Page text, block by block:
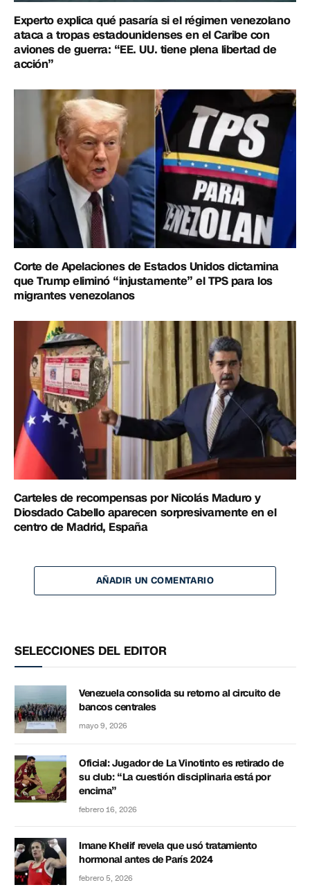
Experto explica qué pasaría si el régimen venezolano
ataca a tropas estadounidenses en el Caribe con
aviones de guerra: “EE. UU. tiene plena libertad de
acción”
Corte de Apelaciones de Estados Unidos dictamina
que Trump eliminó “injustamente” el TPS para los
migrantes venezolanos
Carteles de recompensas por Nicolás Maduro y
Diosdado Cabello aparecen sorpresivamente en el
centro de Madrid, España
AÑADIR UN COMENTARIO
SELECCIONES DEL EDITOR
Venezuela consolida su retorno al circuito de
bancos centrales
mayo 9, 2026
Oficial: Jugador de La Vinotinto es retirado de
su club: “La cuestión disciplinaria está por
encima”
febrero 16, 2026
Imane Khelif revela que usó tratamiento
hormonal antes de París 2024
febrero 5, 2026